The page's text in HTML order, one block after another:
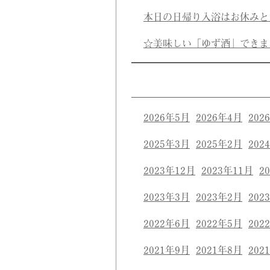
本日の日帰り入浴はお休み
☆美味しい「ゆず酒」でき
2026年5月 2026年4月
2025年3月 2025年2月
2023年12月 2023年11月
2023年3月 2023年2月
2022年6月 2022年5月
2021年9月 2021年8月